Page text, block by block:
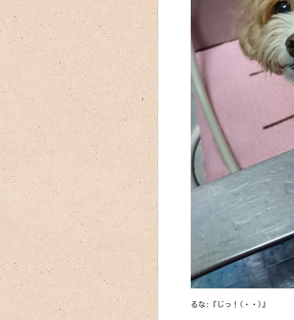
るな:『じっ！(・・)』